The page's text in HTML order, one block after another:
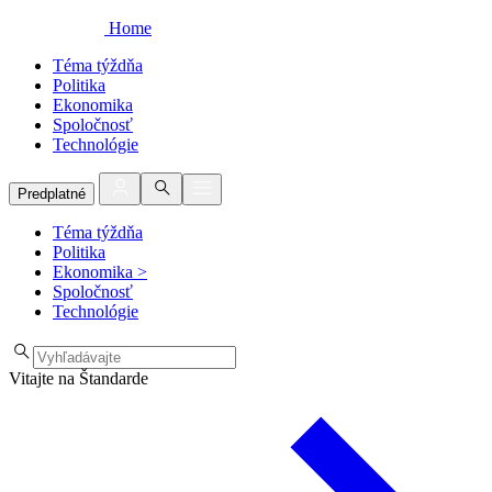
Home
Téma týždňa
Politika
Ekonomika
Spoločnosť
Technológie
Predplatné
Téma týždňa
Politika
Ekonomika >
Spoločnosť
Technológie
Vitajte na Štandarde